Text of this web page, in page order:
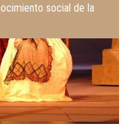
social de la